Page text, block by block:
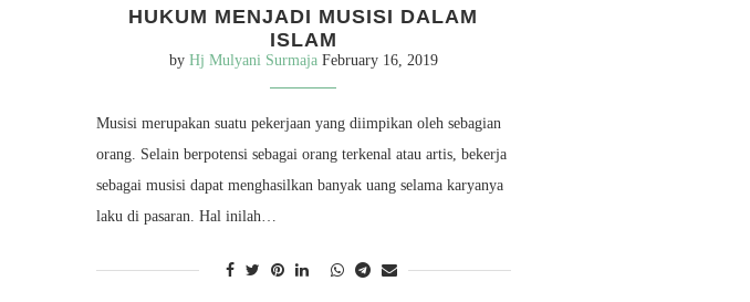
HUKUM MENJADI MUSISI DALAM
ISLAM
by Hj Mulyani Surmaja February 16, 2019
Musisi merupakan suatu pekerjaan yang diimpikan oleh sebagian
orang. Selain berpotensi sebagai orang terkenal atau artis, bekerja
sebagai musisi dapat menghasilkan banyak uang selama karyanya
laku di pasaran. Hal inilah…